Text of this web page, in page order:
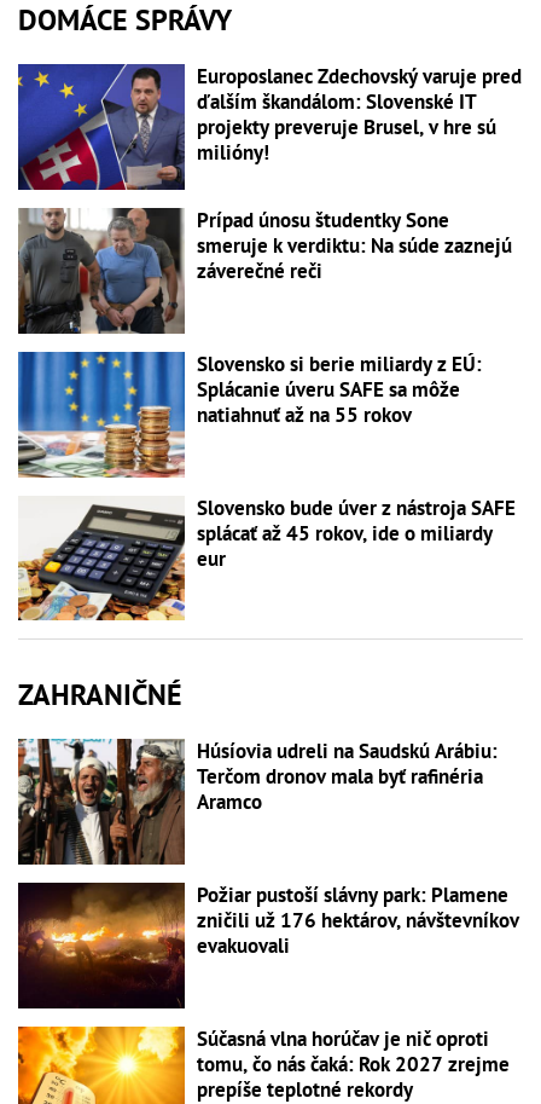
DOMÁCE SPRÁVY
Europoslanec Zdechovský varuje pred
ďalším škandálom: Slovenské IT
projekty preveruje Brusel, v hre sú
milióny!
Prípad únosu študentky Sone
smeruje k verdiktu: Na súde zaznejú
záverečné reči
Slovensko si berie miliardy z EÚ:
Splácanie úveru SAFE sa môže
natiahnuť až na 55 rokov
Slovensko bude úver z nástroja SAFE
splácať až 45 rokov, ide o miliardy
eur
ZAHRANIČNÉ
Húsíovia udreli na Saudskú Arábiu:
Terčom dronov mala byť rafinéria
Aramco
Požiar pustoší slávny park: Plamene
zničili už 176 hektárov, návštevníkov
evakuovali
Súčasná vlna horúčav je nič oproti
tomu, čo nás čaká: Rok 2027 zrejme
prepíše teplotné rekordy